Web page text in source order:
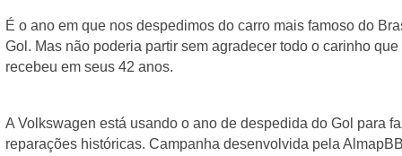
É o ano em que nos despedimos do carro mais famoso do
Gol. Mas não poderia partir sem agradecer todo o carinho que
recebeu em seus 42 anos.
A Volkswagen está usando o ano de despedida do Gol para
reparações históricas. Campanha desenvolvida pela